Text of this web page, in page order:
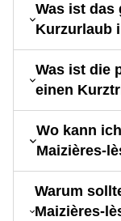
Was ist das
Kurzurlaub
Was ist die
einen
Wo kann
Maizières-
Warum
Maizières-